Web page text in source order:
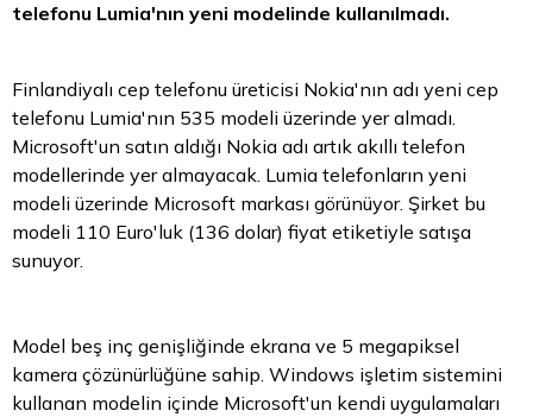
telefonu Lumia'nın yeni modelinde kullanılmadı.
Finlandiyalı cep telefonu üreticisi Nokia'nın adı yeni cep
telefonu Lumia'nın 535 modeli üzerinde yer almadı.
Microsoft'un satın aldığı Nokia adı artık akıllı telefon
modellerinde yer almayacak. Lumia telefonların yeni
modeli üzerinde Microsoft markası görünüyor. Şirket bu
modeli 110 Euro'luk (136 dolar) fiyat etiketiyle satışa
sunuyor.
Model beş inç genişliğinde ekrana ve 5 megapiksel
kamera çözünürlüğüne sahip. Windows işletim sistemini
kullanan modelin içinde Microsoft'un kendi uygulamaları